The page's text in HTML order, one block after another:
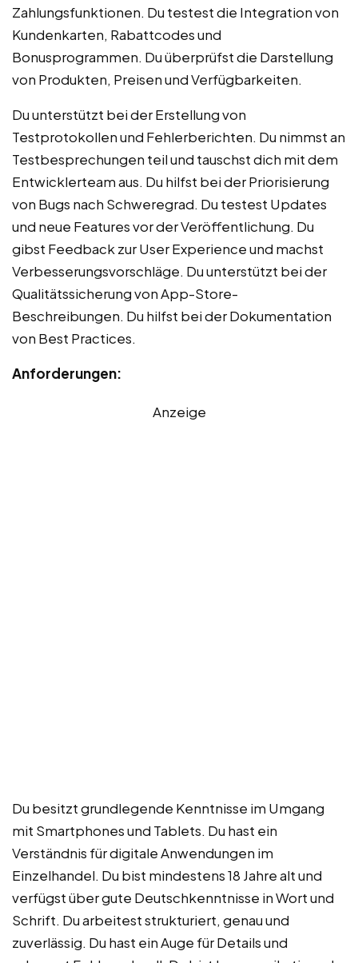
Zahlungsfunktionen. Du testest die Integration von
Kundenkarten, Rabattcodes und
Bonusprogrammen. Du überprüfst die Darstellung
von Produkten, Preisen und Verfügbarkeiten.
Du unterstützt bei der Erstellung von
Testprotokollen und Fehlerberichten. Du nimmst an
Testbesprechungen teil und tauschst dich mit dem
Entwicklerteam aus. Du hilfst bei der Priorisierung
von Bugs nach Schweregrad. Du testest Updates
und neue Features vor der Veröffentlichung. Du
gibst Feedback zur User Experience und machst
Verbesserungsvorschläge. Du unterstützt bei der
Qualitätssicherung von App-Store-
Beschreibungen. Du hilfst bei der Dokumentation
von Best Practices.
Anforderungen:
Anzeige
Du besitzt grundlegende Kenntnisse im Umgang
mit Smartphones und Tablets. Du hast ein
Verständnis für digitale Anwendungen im
Einzelhandel. Du bist mindestens 18 Jahre alt und
verfügst über gute Deutschkenntnisse in Wort und
Schrift. Du arbeitest strukturiert, genau und
zuverlässig. Du hast ein Auge für Details und